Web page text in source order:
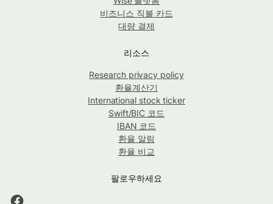
비즈니스 직불 카드
대량 결제
리소스
Research privacy policy
환율계산기
International stock ticker
Swift/BIC 코드
IBAN 코드
환율 알림
환율 비교
팔로우하세요